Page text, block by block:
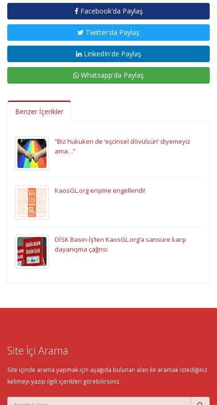
Facebook'da Paylaş
Twitter'da Paylaş
LinkedIn'de Paylaş
Whatsapp'da Paylaş
Benzer İçerikler
“Biz hukuken de ‘eşcinsel dövülsün’ diyemeyiz
ama…”
KaosGL.org erişime engellendi!
DİSK Basın-İş’ten KaosGL.org’a sansüre karşı
dayanışma çağrısı
Site İçi Arama
Site içinde arama yapmak için aşağıda bulunan alan ile aramak istediğiniz
kelimeyi yazıp ilgili içerikleri görebilirsiniz.